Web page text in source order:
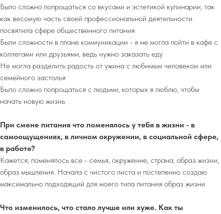
Было сложно попрощаться со вкусами и эстетикой кулинарии, так
как весомую часть своей профессиональной деятельности
посвятила сфере общественного питания
Были сложности в плане коммуникации - я не могла пойти в кафе с
коллегами или друзьями, ведь нужно заказать еду
Не могла разделить радость от ужина с любимым человеком или
семейного застолья
Было сложно попрощаться с людьми, которых я люблю, чтобы
начать новую жизнь
При смене питания что поменялось у тебя в жизни - в
самоощущениях, в личном окружении, в социальной сфере,
в работе?
Кажется, поменялось все - семья, окружение, страна, образ жизни,
образ мышления. Начала с чистого листа и постепенно создаю
максимально подходящий для моего типа питания образ жизни
Что изменилось, что стало лучше или хуже. Как ты